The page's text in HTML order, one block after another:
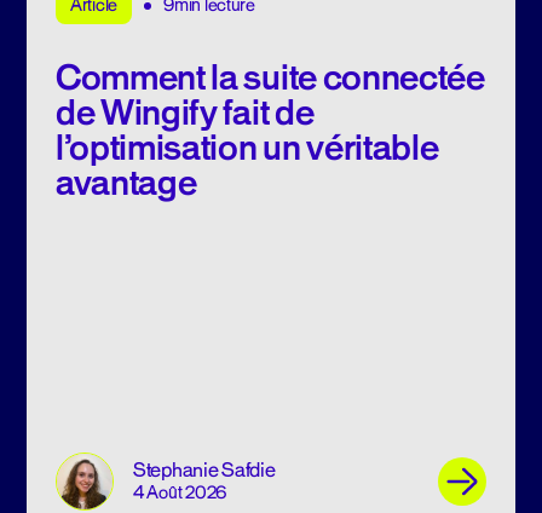
Article 9min lecture
Comment la suite connectée
de Wingify fait de
l’optimisation un véritable
avantage
Stephanie Safdie
4 Août 2026